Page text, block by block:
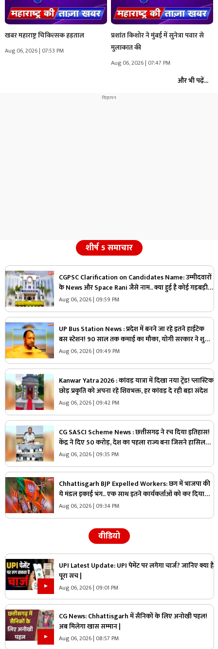
खबर महाराष्ट्र चिकित्सक हड़ताल
Aug 06, 2026 | 07:53 PM
प्रशांत किशोर ने मुंबई में सुनेत्रा पवार से
मुलाकात की
Aug 06, 2026 | 07:47 PM
और भी पढ़ें...
शीर्ष 5 समाचार
CGPSC Clarification on Candidates Name: उम्मीदवारों
के News और Space Rani जैसे नाम.. क्या हुई है कोई गड़बड़ी
या नाम है वास्तविक?.. अब सामने आई CGPSC की सफाई, पढ़ें
Aug 06, 2026 | 09:59 PM
UP Bus Station News : प्रदेश में बनने जा रहे इतने हाईटेक
बस स्टेशन! 90 साल तक कमाई का मौका, योगी सरकार ने शुरू
की बड़ी योजना
Aug 06, 2026 | 09:49 PM
Kanwar Yatra 2026 : कांवड़ यात्रा में दिखा नया ट्रेंड! प्लास्टिक
छोड़ प्रकृति को अपना रहे शिवभक्त, हर कांवड़ दे रही बड़ा संदेश
Aug 06, 2026 | 09:42 PM
CG SASCI Scheme News : छत्तीसगढ़ ने रच दिया इतिहास!
केंद्र ने दिए 50 करोड़, देश का पहला राज्य बना जिसने हासिल
की ये बड़ी उपलब्धि
Aug 06, 2026 | 09:35 PM
Chhattisgarh BJP Expelled Workers: छग में भाजपा की
ये मंडल इकाई भंग.. एक साथ इतने कार्यकर्ताओं को कर दिया
निष्कासित, अब होगा नए कार्यकारिणी का गठन
Aug 06, 2026 | 09:34 PM
वीडियो
UPI Latest Update: UPI पेमेंट पर लगेगा चार्ज? जानिए क्या है
पूरा सच |
Aug 06, 2026 | 09:01 PM
CG News: Chhattisgarh में सैनिकों के लिए अनोखी पहल!
अब मिलेगा खास सम्मान |
Aug 06, 2026 | 08:57 PM